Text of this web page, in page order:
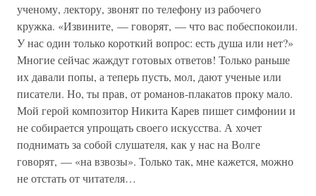
ученому, лектору, звонят по телефону из рабочего
кружка. «Извините, — говорят, — что вас побеспокоили.
У нас один только короткий вопрос: есть душа или нет?»
Многие сейчас жаждут готовых ответов! Только раньше
их давали попы, а теперь пусть, мол, дают ученые или
писатели. Но, ты прав, от романов-плакатов проку мало.
Мой герой композитор Никита Карев пишет симфонии и
не собирается упрощать своего искусства. А хочет
поднимать за собой слушателя, как у нас на Волге
говорят, — «на взвозы». Только так, мне кажется, можно
не отстать от читателя…